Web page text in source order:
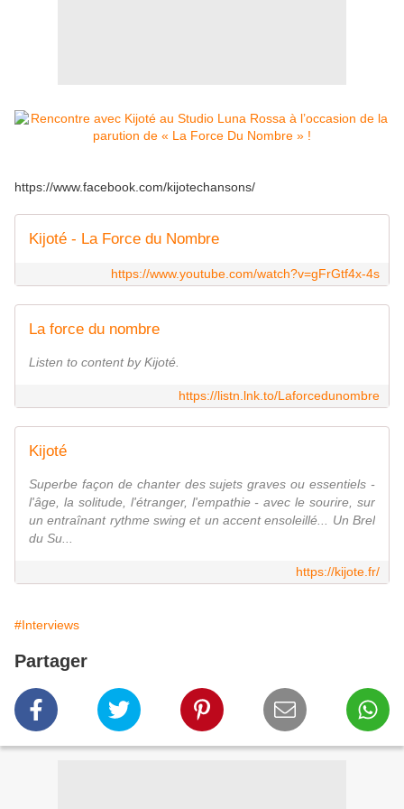
https://www.facebook.com/kijotechansons/
Kijoté - La Force du Nombre
https://www.youtube.com/watch?v=gFrGtf4x-4s
La force du nombre
Listen to content by Kijoté.
https://listn.lnk.to/Laforcedunombre
Kijoté
Superbe façon de chanter des sujets graves ou essentiels -
l'âge, la solitude, l'étranger, l'empathie - avec le sourire, sur
un entraînant rythme swing et un accent ensoleillé... Un Brel
du Su...
https://kijote.fr/
#Interviews
Partager